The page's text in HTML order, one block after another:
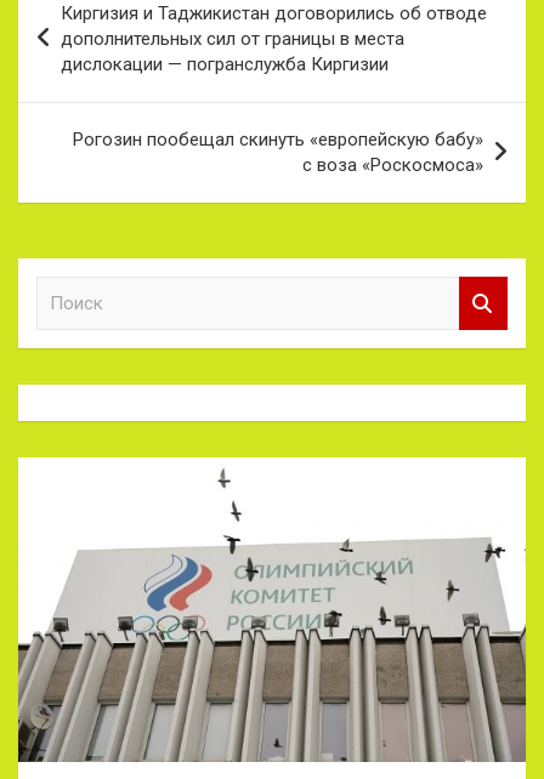
по
записям
Киргизия и Таджикистан договорились об отводе
дополнительных сил от границы в места
дислокации — погранслужба Киргизии
Рогозин пообещал скинуть «европейскую бабу»
с воза «Роскосмоса»
к